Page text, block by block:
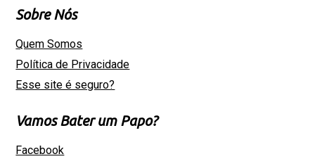
Sobre Nós
Quem Somos
Política de Privacidade
Esse site é seguro?
Vamos Bater um Papo?
Facebook